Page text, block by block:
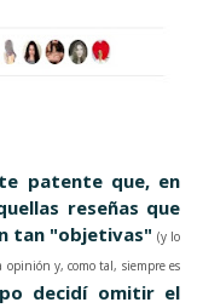
patente que, en
reseñas que
tan "objetivas" (y lo
y, como tal, siempre es
decidí omitir el